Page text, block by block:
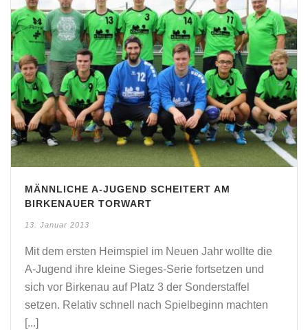
MÄNNLICHE A-JUGEND SCHEITERT AM
BIRKENAUER TORWART
13. Januar 2013
Mit dem ersten Heimspiel im Neuen Jahr wollte die
A-Jugend ihre kleine Sieges-Serie fortsetzen und
sich vor Birkenau auf Platz 3 der Sonderstaffel
setzen. Relativ schnell nach Spielbeginn machten
[...]